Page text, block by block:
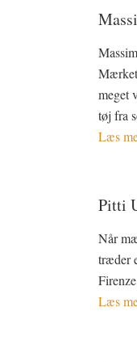
meget
tøj fra
Læs
Pitti
Når
træder
Læs